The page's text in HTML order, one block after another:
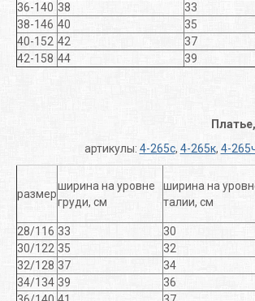
36-140 38 33
38-146 40 35
40-152 42 37
42-158 44 39
артикулы: 4-265с, 4-265к, 4-
размер
ширина на уровне
груди, см
ширина на
талии, см
28/116 33 30
30/122 35 32
32/128 37 34
34/134 39 36